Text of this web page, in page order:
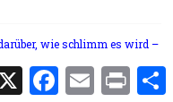
wie schlimm es wird –
X
F
E
m
P